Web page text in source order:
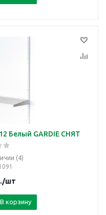
Белый GARDIE СНЯТ
(4)
/шт
В корзину